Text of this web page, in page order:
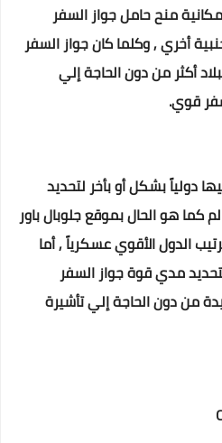
منح حامل جواز السفر
أخري , وكلما كان جواز السفر
أكثر من دون الحاجة إلي
قوي.
دولياً بشكل أو بأخر لتحديد
كما هو الحال بموقع جلوبال باور
الدول الأقوي عسكرياً , أما
مدي قوة جواز السفر
من دون الحاجة إلي تأشيرة